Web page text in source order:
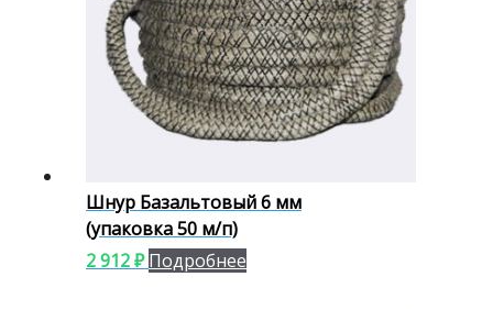
Шнур Базальтовый 6 мм
(упаковка 50 м/п)
2 912₽ Подробнее